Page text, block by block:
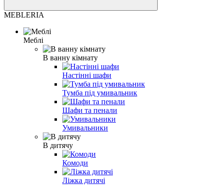
MEBLERIA
Меблі
В ванну кімнату
Настінні шафи
Тумба під умивальник
Шафи та пенали
Умивальники
В дитячу
Комоди
Ліжка дитячі